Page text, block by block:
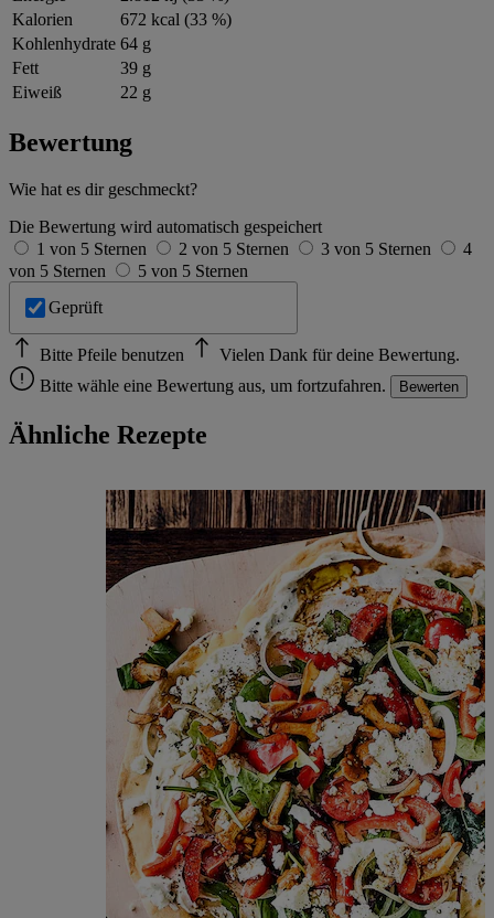
Kalorien
672 kcal (33 %)
Kohlenhydrate 64 g
Fett
39 g
Eiweiß
22 g
Bewertung
Wie hat es dir geschmeckt?
Die Bewertung wird automatisch gespeichert
1 von 5 Sternen
2 von 5 Sternen 3 von 5 Sternen
4
von 5 Sternen
5 von 5 Sternen
Geprüft
Bitte Pfeile benutzen
Vielen Dank für deine Bewertung.
Bitte wähle eine Bewertung aus, um fortzufahren.
Bewerten
Ähnliche Rezepte